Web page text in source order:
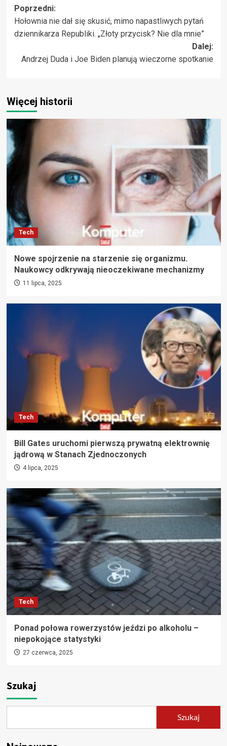
Zobacz
wpisy
Poprzedni:
Hołownia nie dał się skusić, mimo napastliwych pytań
dziennikarza Republiki. „Złoty przycisk? Nie dla mnie”
Dalej:
Andrzej Duda i Joe Biden planują wieczorne spotkanie
Więcej historii
Tech
Nowe spojrzenie na starzenie się organizmu.
Naukowcy odkrywają nieoczekiwane mechanizmy
11 lipca, 2025
Tech
Bill Gates uruchomi pierwszą prywatną elektrownię
jądrową w Stanach Zjednoczonych
4 lipca, 2025
Tech
Ponad połowa rowerzystów jeździ po alkoholu –
niepokojące statystyki
27 czerwca, 2025
Szukaj
Szukaj